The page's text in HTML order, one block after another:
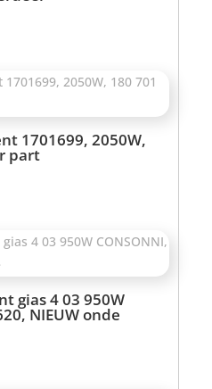
1701699, 2050W,
part
gias 4 03 950W
NIEUW onde